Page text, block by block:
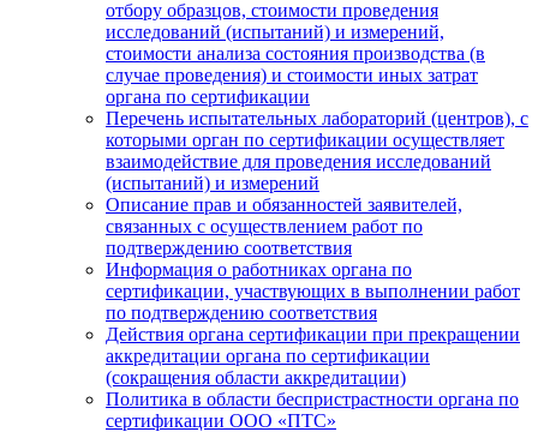
отбору образцов, стоимости проведения
исследований (испытаний) и измерений,
стоимости анализа состояния производства (в
случае проведения) и стоимости иных затрат
органа по сертификации
Перечень испытательных лабораторий (центров), с
которыми орган по сертификации осуществляет
взаимодействие для проведения исследований
(испытаний) и измерений
Описание прав и обязанностей заявителей,
связанных с осуществлением работ по
подтверждению соответствия
Информация о работниках органа по
сертификации, участвующих в выполнении работ
по подтверждению соответствия
Действия органа сертификации при прекращении
аккредитации органа по сертификации
(сокращения области аккредитации)
Политика в области беспристрастности органа по
сертификации ООО «ПТС»